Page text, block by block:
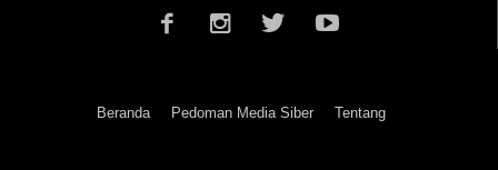
Beranda Pedoman Media Siber Tentang